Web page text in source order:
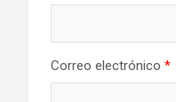
Correo electrónico *